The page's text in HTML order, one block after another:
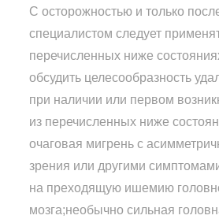
С осторожностью и только
специалистом следует
перечисленных ниже
обсудить целесообразность
при наличии или первом
из перечисленных ниже
очаговая мигрень с
зрения или другими
на преходящую ишемию
мозга;необычно сильная